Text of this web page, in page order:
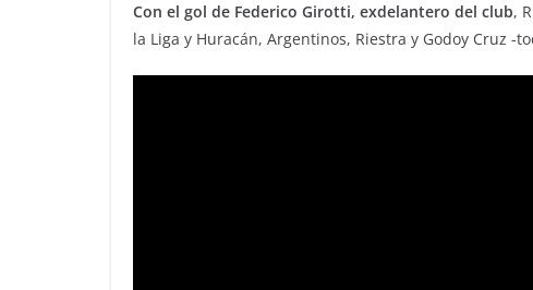
Con el gol de Federico Girotti, exdelantero del club,
la Liga y Huracán, Argentinos, Riestra y Godoy Cruz